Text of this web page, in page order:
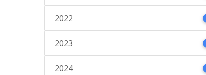
2022
2023
2024